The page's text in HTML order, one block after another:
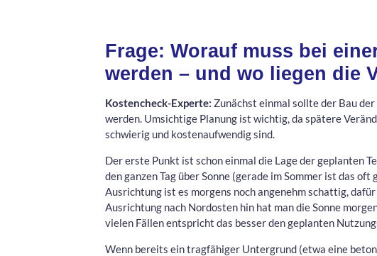
Frage: Worauf muss bei
werden – und wo liegen die
Kostencheck-Experte: Zunächst einmal sollte der Bau
werden. Umsichtige Planung ist wichtig, da spätere
schwierig und kostenaufwendig sind.
Der erste Punkt ist schon einmal die Lage der geplanten
den ganzen Tag über Sonne (gerade im Sommer ist das
Ausrichtung ist es morgens noch angenehm schattig,
Ausrichtung nach Nordosten hin hat man die Sonne
vielen Fällen entspricht das besser den geplanten
Wenn bereits ein tragfähiger Untergrund (etwa eine